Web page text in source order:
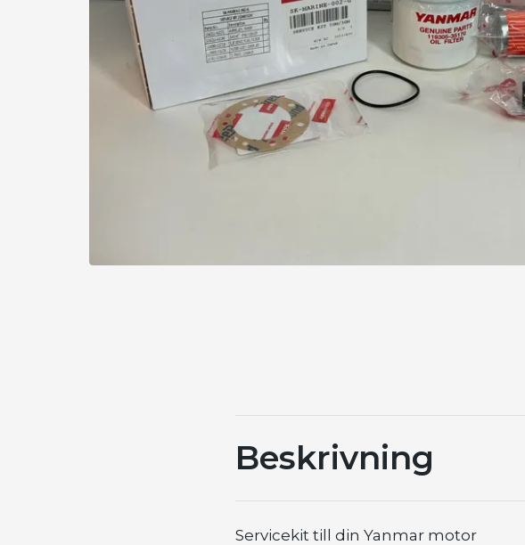
Beskrivning
Servicekit till din Yanmar motor